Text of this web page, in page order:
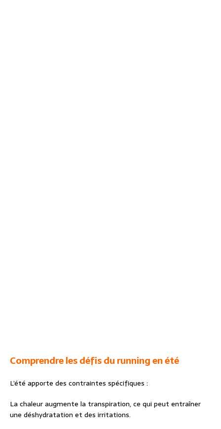
Comprendre les défis du running en été
L’été apporte des contraintes spécifiques :
La chaleur augmente la transpiration, ce qui peut entraîner
une déshydratation et des irritations.